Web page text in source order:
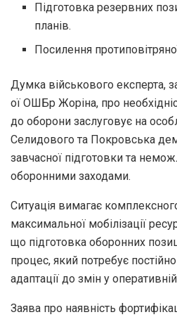
Підготовка резервних
планів.
Посилення
Думка військового експерта,
ої ОШБр Жоріна, про
до оборони заслуговує на
Селидового та Покровська
завчасної підготовки та
оборонними заходами.
Ситуація вимагає
максимальної мобілізації
що підготовка оборонних
процес, який потребує
адаптації до змін у
Заява про наявність